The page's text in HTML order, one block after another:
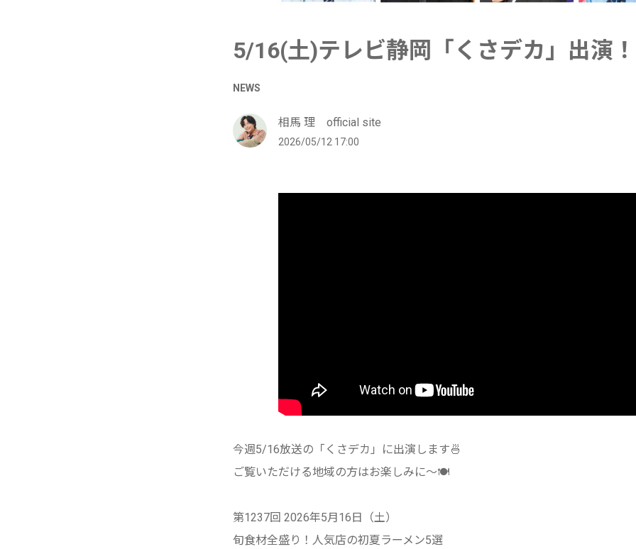
5/16(土)テレビ静岡「くさデカ」出演！
NEWS
相馬 理 official site
2026/05/12 17:00
今週5/16放送の「くさデカ」に出演します🍜
ご覧いただける地域の方はお楽しみに～🍽️
第1237回 2026年5月16日（土）
旬食材全盛り！人気店の初夏ラーメン5選